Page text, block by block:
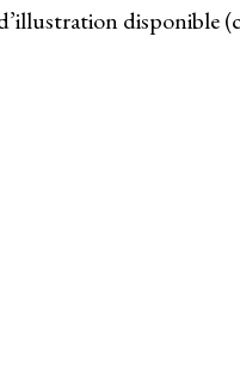
disponible